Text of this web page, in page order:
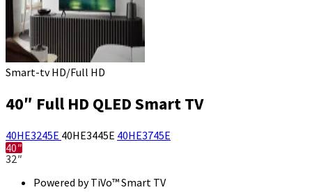
Smart-tv HD/Full HD
40″ Full HD QLED Smart TV
40HE3245E 40HE3445E 40HE3745E
40″
32″
Powered by TiVo™ Smart TV